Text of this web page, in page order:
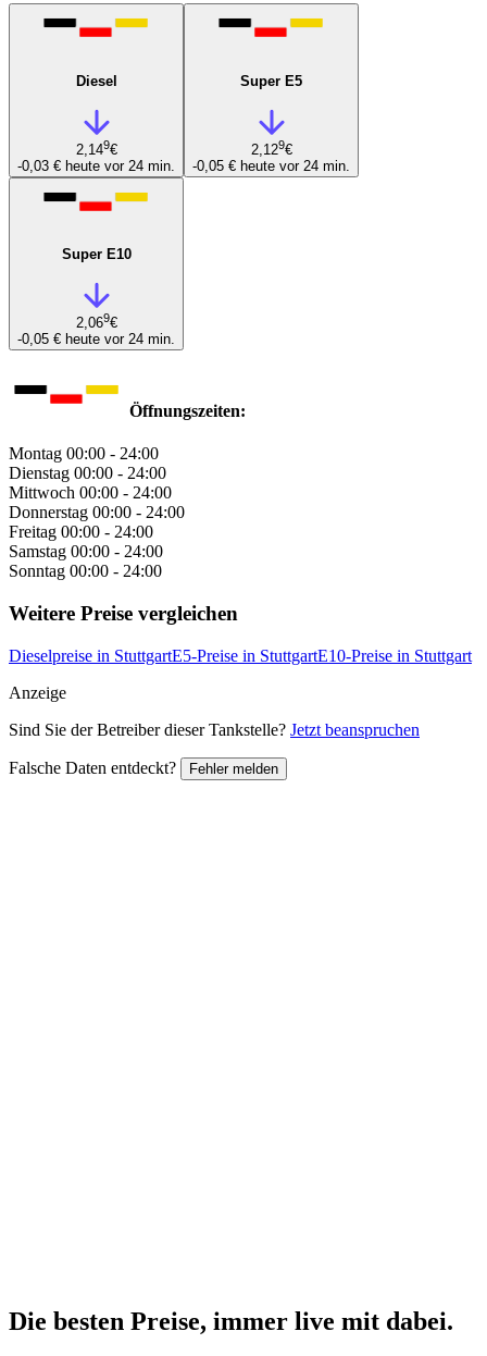
Diesel
2,149€
-0,03 € heute vor 24 min.
Super E5
2,129€
-0,05 € heute vor 24 min.
Super E10
2,069€
-0,05 € heute vor 24 min.
Öffnungszeiten:
Montag 00:00 - 24:00
Dienstag 00:00 - 24:00
Mittwoch 00:00 - 24:00
Donnerstag 00:00 - 24:00
Freitag 00:00 - 24:00
Samstag 00:00 - 24:00
Sonntag 00:00 - 24:00
Weitere Preise vergleichen
Dieselpreise in StuttgartE5-Preise in StuttgartE10-Preise in Stuttgart
Anzeige
Sind Sie der Betreiber dieser Tankstelle? Jetzt beanspruchen
Falsche Daten entdeckt? Fehler melden
Die besten Preise, immer live mit dabei.